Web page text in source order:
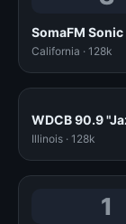
California · 128k
Illinois · 128k
1